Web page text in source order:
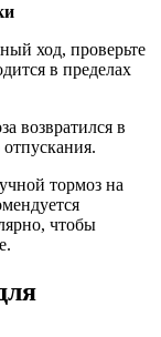
ход, проверьте
в пределах
возвратился в
тормоз на
чтобы